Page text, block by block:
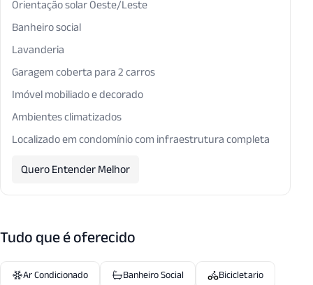
Orientação solar Oeste/Leste
Banheiro social
Lavanderia
Garagem coberta para 2 carros
Imóvel mobiliado e decorado
Ambientes climatizados
Localizado em condomínio com infraestrutura completa
Quero Entender Melhor
Tudo que é oferecido
Ar Condicionado Banheiro Social
Bicicletario